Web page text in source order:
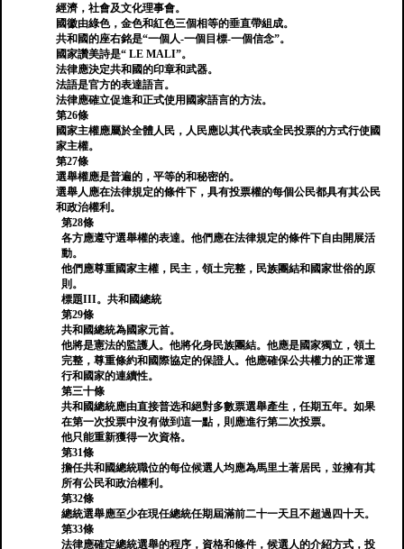
經濟，社會及文化理事會。
國徽由綠色，金色和紅色三個相等的垂直帶組成。
共和國的座右銘是“一個人-一個目標-一個信念”。
國家讚美詩是“ LE MALI”。
法律應決定共和國的印章和武器。
法語是官方的表達語言。
法律應確立促進和正式使用國家語言的方法。
第26條
國家主權應屬於全體人民，人民應以其代表或全民投票的方式行使國
家主權。
第27條
選舉權應是普遍的，平等的和秘密的。
選舉人應在法律規定的條件下，具有投票權的每個公民都具有其公民
和政治權利。
第28條
各方應遵守選舉權的表達。他們應在法律規定的條件下自由開展活
動。
他們應尊重國家主權，民主，領土完整，民族團結和國家世俗的原
則。
標題III。共和國總統
第29條
共和國總統為國家元首。
他將是憲法的監護人。他將化身民族團結。他應是國家獨立，領土
完整，尊重條約和國際協定的保證人。他應確保公共權力的正常運
行和國家的連續性。
第三十條
共和國總統應由直接普选和絕對多數票選舉產生，任期五年。如果
在第一次投票中沒有做到這一點，則應進行第二次投票。
他只能重新獲得一次資格。
第31條
擔任共和國總統職位的每位候選人均應為馬里土著居民，並擁有其
所有公民和政治權利。
第32條
總統選舉應至少在現任總統任期屆滿前二十一天且不超過四十天。
第33條
法律應確定總統選舉的程序，資格和條件，候選人的介紹方式，投